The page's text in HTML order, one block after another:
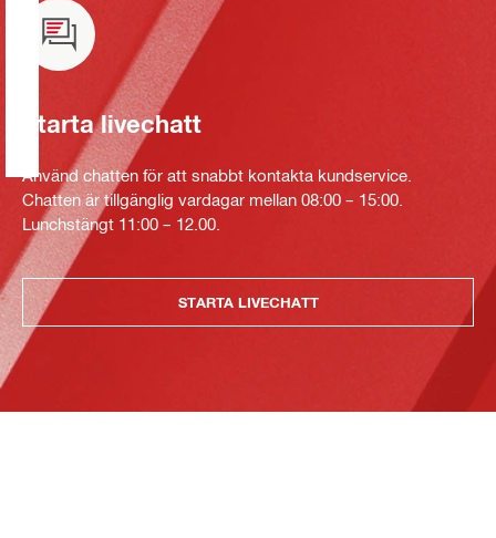
Starta livechatt
Använd chatten för att snabbt kontakta kundservice.
Chatten är tillgänglig vardagar mellan 08:00 – 15:00.
Lunchstängt 11:00 – 12.00.
STARTA LIVECHATT